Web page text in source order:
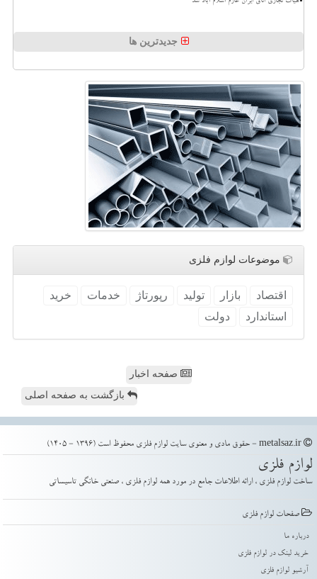
جدیدترین ها
موضوعات لوازم فلزی
اقتصاد بازار تولید رپورتاژ خدمات
خرید
استاندارد
دولت
صفحه اخبار
بازگشت به صفحه اصلی
لوازم فلزی
ساخت لوازم فلزی ، ارائه اطلاعات جامع در مورد همه لوازم فلزی ، صنعتی خانگی تاسیساتی
صفحات لوازم فلزی
درباره ما
خرید لینک در لوازم فلزی
آرشیو لوازم فلزی